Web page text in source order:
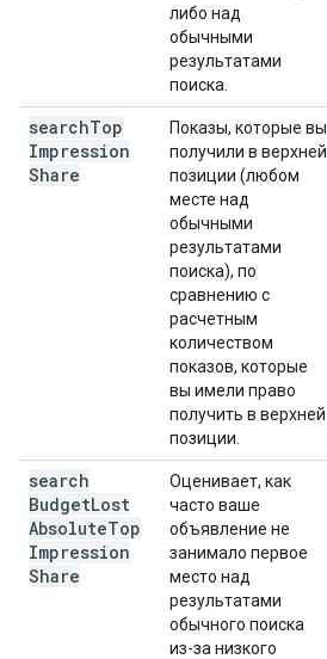
либо над
обычными
результатами
поиска.
searchTop
Impression
Share
Показы, которые вы
получили в верхней
позиции (любом
месте над
обычными
результатами
поиска), по
сравнению с
расчетным
количеством
показов, которые
вы имели право
получить в верхней
позиции.
search
BudgetLost
AbsoluteTop
Impression
Share
Оценивает, как
часто ваше
объявление не
занимало первое
место над
результатами
обычного поиска
из-за низкого